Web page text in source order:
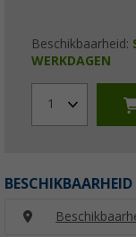
Beschikbaarheid:
WERKDAGEN
1